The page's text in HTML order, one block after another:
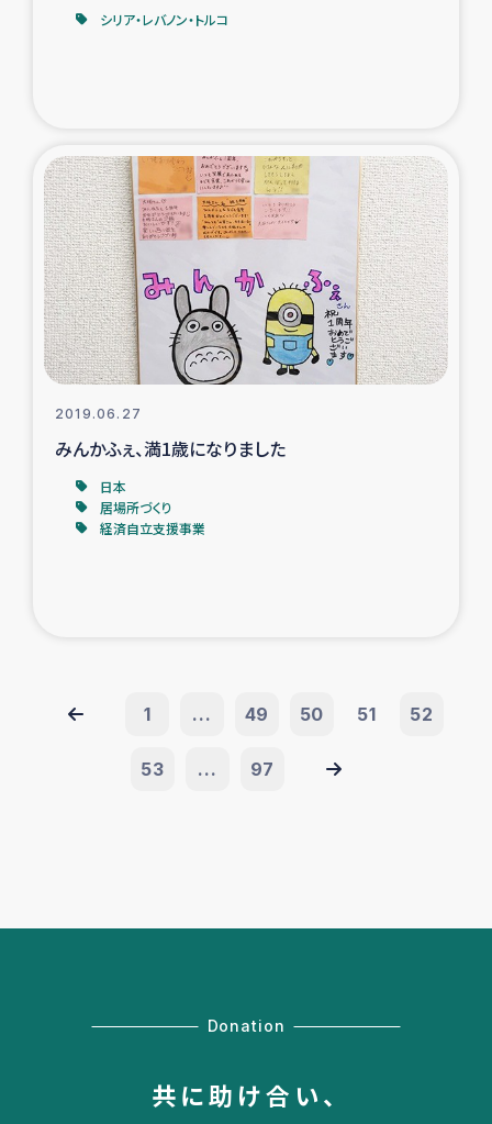
シリア・レバノン・トルコ
2019.06.27
みんかふぇ、満1歳になりました
日本
居場所づくり
経済自立支援事業
1 ... 49 50 51 52
53 ... 97
Donation
共に助け合い、